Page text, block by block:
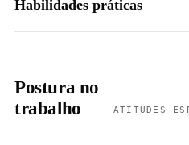
Habilidades práticas
Postura no
trabalho
ATITUDES